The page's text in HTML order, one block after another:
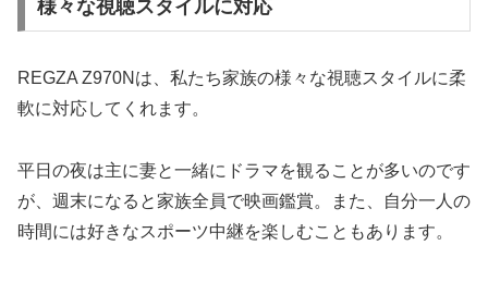
様々な視聴スタイルに対応
REGZA Z970Nは、私たち家族の様々な視聴スタイルに柔
軟に対応してくれます。
平日の夜は主に妻と一緒にドラマを観ることが多いのです
が、週末になると家族全員で映画鑑賞。また、自分一人の
時間には好きなスポーツ中継を楽しむこともあります。